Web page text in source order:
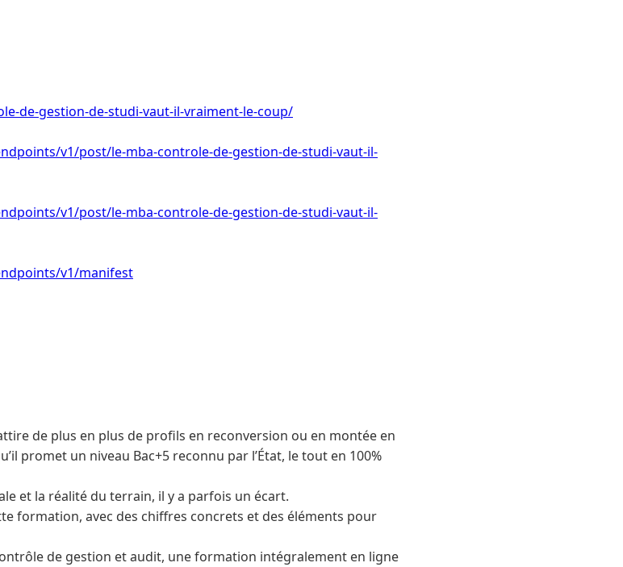
de-gestion-de-studi-vaut-il-vraiment-le-coup/
v1/post/le-mba-controle-de-gestion-de-studi-vaut-il-
v1/post/le-mba-controle-de-gestion-de-studi-vaut-il-
v1/manifest
de plus en plus de profils en reconversion ou en montée en
promet un niveau Bac+5 reconnu par l’État, le tout en 100%
et la réalité du terrain, il y a parfois un écart.
formation, avec des chiffres concrets et des éléments pour
de gestion et audit, une formation intégralement en ligne